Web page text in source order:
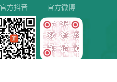
官方抖音 官方微博